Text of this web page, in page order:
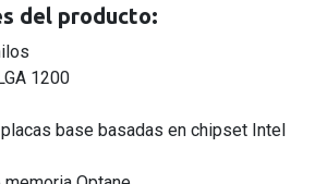
del producto:
1200
base basadas en chipset Intel